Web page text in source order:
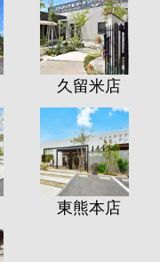
久留米店
東熊本店